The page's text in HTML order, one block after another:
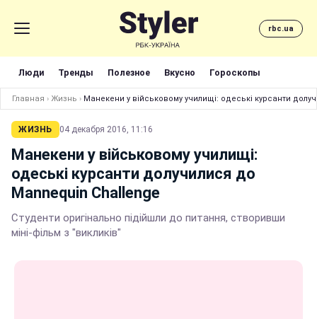
rbc.ua
Люди Тренды Полезное Вкусно Гороскопы
Главная › Жизнь › Манекени у військовому училищі: одеські курсанти
ЖИЗНЬ 04 декабря 2016, 11:16
Манекени у військовому училищі:
одеські курсанти долучилися до
Mannequin Challenge
Студенти оригінально підійшли до питання, створивши
міні-фільм з "викликів"